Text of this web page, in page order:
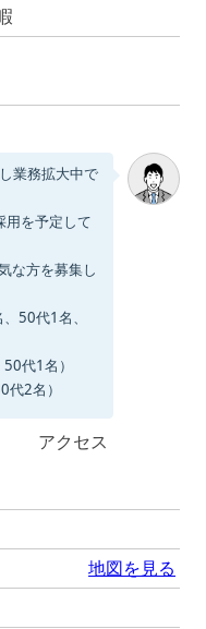
業務拡大中で
用を予定して
な方を募集し
50代1名、
1名）
2名）
アクセス
地図を見る